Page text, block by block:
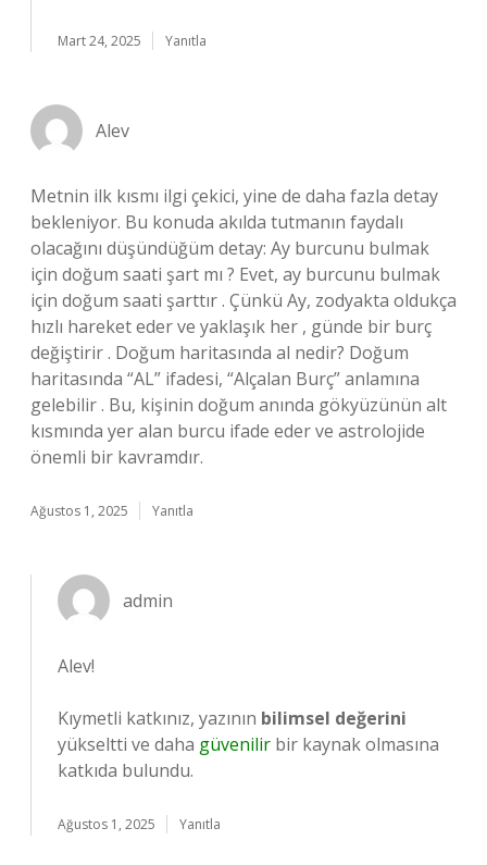
Mart 24, 2025 Yanıtla
Alev
Metnin ilk kısmı ilgi çekici, yine de daha fazla detay
bekleniyor. Bu konuda akılda tutmanın faydalı
olacağını düşündüğüm detay: Ay burcunu bulmak
için doğum saati şart mı ? Evet, ay burcunu bulmak
için doğum saati şarttır . Çünkü Ay, zodyakta oldukça
hızlı hareket eder ve yaklaşık her , günde bir burç
değiştirir . Doğum haritasında al nedir? Doğum
haritasında “AL” ifadesi, “Alçalan Burç” anlamına
gelebilir . Bu, kişinin doğum anında gökyüzünün alt
kısmında yer alan burcu ifade eder ve astrolojide
önemli bir kavramdır.
Ağustos 1, 2025 Yanıtla
admin
Alev!
Kıymetli katkınız, yazının bilimsel değerini
yükseltti ve daha güvenilir bir kaynak olmasına
katkıda bulundu.
Ağustos 1, 2025 Yanıtla